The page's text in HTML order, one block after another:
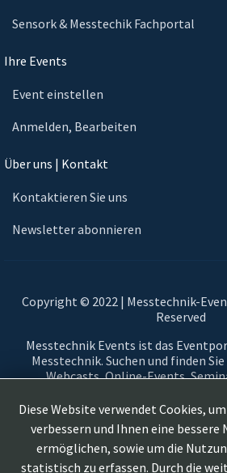
Sensork & Messtechik Fachportal
Ihre Events
Event einstellen
Anmelden, Bearbeiten
Über uns | Kontakt
Kontaktieren Sie uns
Newsletter abonnieren
Copyright © 2022 | Messtechnik-
Reserved
Messtechnik Events ist das
Messtechnik. Suchen und finden
Webcasts, Online-Events,
Messen und Virtuelle Messen im
Messtechnik. Messtechnikevents,
Demand und Live-Webinare zum
Messtechnik und
Automotive, Aerospace, Smart
Diese Website verwendet Cookies,
verbessern und Ihnen eine
ermöglichen, sowie um die
statistisch zu erfassen. Durch die